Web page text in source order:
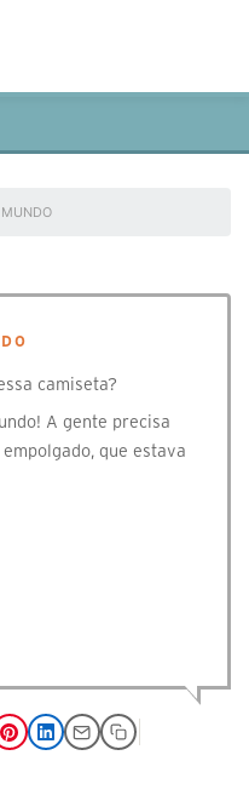
camiseta?
A gente precisa
que estava